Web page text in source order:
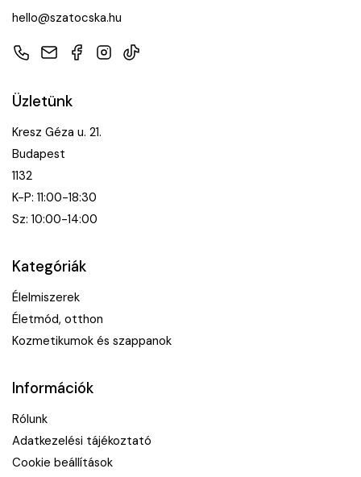
hello@szatocska.hu
TelefonE-mailFacebook
Instagram
TikTok
Üzletünk
Kresz Géza u. 21.
Budapest
1132
K-P: 11:00-18:30
Sz: 10:00-14:00
Kategóriák
Élelmiszerek
Életmód, otthon
Kozmetikumok és szappanok
Információk
Rólunk
Adatkezelési tájékoztató
Cookie beállítások